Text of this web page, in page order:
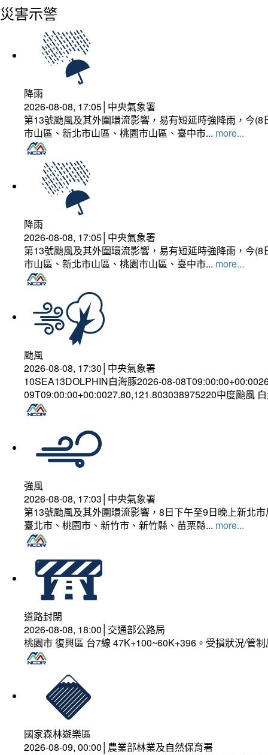
災害示警
降雨
2026-08-08, 17:05│中央氣象署
第13號颱風及其外圍環流影響，易有短延時強降雨，今
市山區、新北市山區、桃園市山區、臺中市... more...
降雨
2026-08-08, 17:05│中央氣象署
第13號颱風及其外圍環流影響，易有短延時強降雨，今
市山區、新北市山區、桃園市山區、臺中市... more...
颱風
2026-08-08, 17:30│中央氣象署
10SEA13DOLPHIN白海豚2026-08-
09T09:00:00+00:0027.80,121.803038975220中度颱風
強風
2026-08-08, 17:03│中央氣象署
第13號颱風及其外圍環流影響，8日下午至9日晚上新北
臺北市、桃園市、新竹市、新竹縣、苗栗縣... more...
道路封閉
2026-08-08, 18:00│交通部公路局
桃園市 復興區 台7線 47K+100~60K+396。受損狀況/管
國家森林遊樂區
2026-08-09, 00:00│農業部林業及自然保育署